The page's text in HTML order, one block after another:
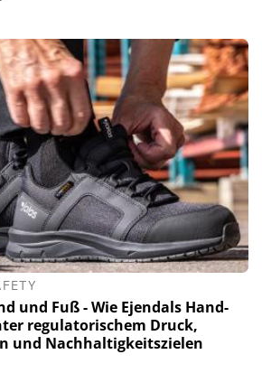
und Fuß - Wie Ejendals Hand-
regulatorischem Druck,
und Nachhaltigkeitszielen